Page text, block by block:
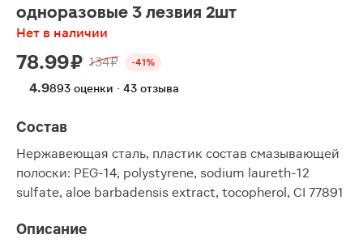
одноразовые 3 лезвия 2шт
Нет в наличии
78.99 ₽ 134 ₽ -41%
4.9893 оценки · 43 отзыва
Состав
Нержавеющая сталь, пластик состав смазывающей
полоски: PEG-14, polystyrene, sodium laureth-12
sulfate, aloe barbadensis extract, tocopherol, CI 77891
Описание